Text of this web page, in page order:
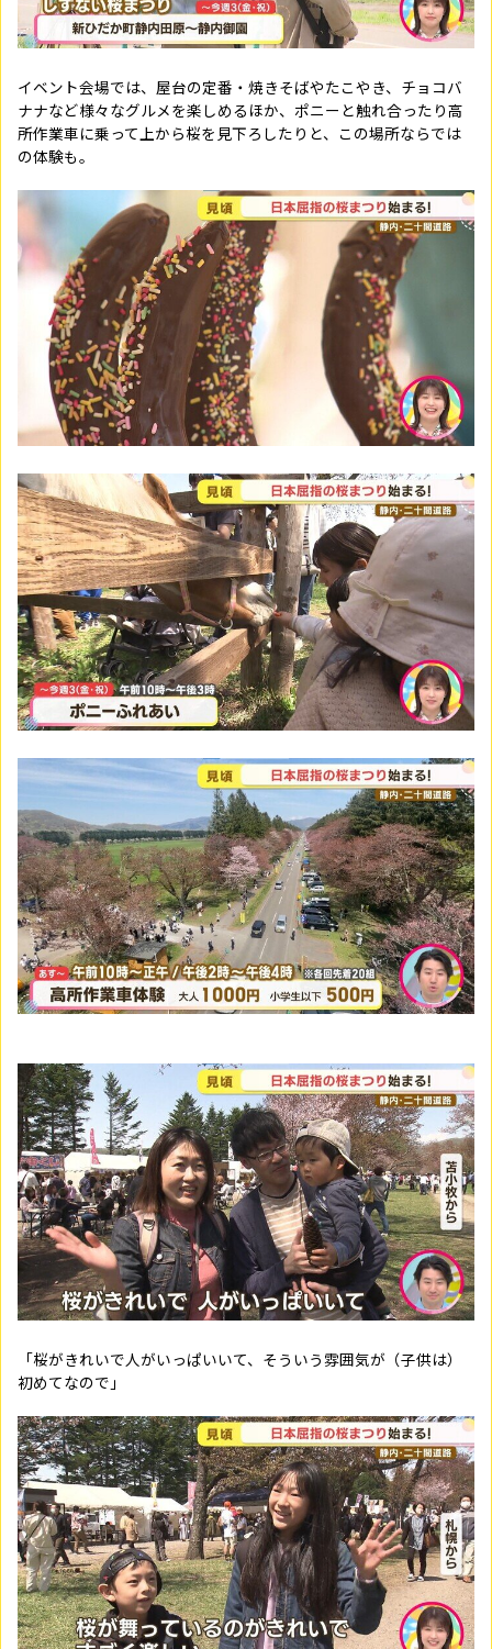
イベント会場では、屋台の定番・焼きそばやたこやき、チョコバ
ナナなど様々なグルメを楽しめるほか、ポニーと触れ合ったり高
所作業車に乗って上から桜を見下ろしたりと、この場所ならでは
の体験も。
「桜がきれいで人がいっぱいいて、そういう雰囲気が（子供は）
初めてなので」